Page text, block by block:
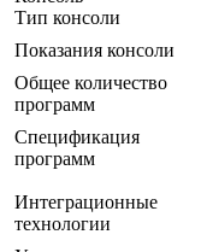
Тип консоли
Показания консоли
Общее количество
программ
Спецификация
программ
Интеграционные
технологии